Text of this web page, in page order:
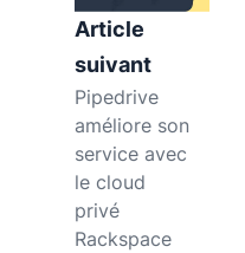
Article
suivant
Pipedrive
améliore son
service avec
le cloud
privé
Rackspace